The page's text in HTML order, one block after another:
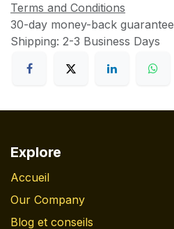
Terms and Conditions
30-day money-back guarantee
Shipping: 2-3 Business Days
Explore
Accueil
Our Company
Blog et conseils